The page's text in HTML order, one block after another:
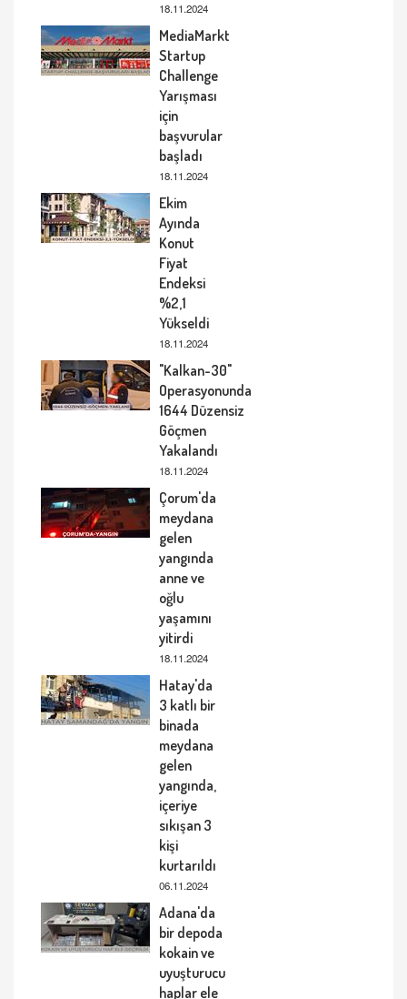
18.11.2024
MediaMarkt
Startup
Challenge
Yarışması
için
başvurular
başladı
18.11.2024
Ekim
Ayında
Konut
Fiyat
Endeksi
%2,1
Yükseldi
18.11.2024
"Kalkan-30"
Operasyonunda
1644 Düzensiz
Göçmen
Yakalandı
18.11.2024
Çorum'da
meydana
gelen
yangında
anne ve
oğlu
yaşamını
yitirdi
18.11.2024
Hatay'da
3 katlı bir
binada
meydana
gelen
yangında,
içeriye
sıkışan 3
kişi
kurtarıldı
06.11.2024
Adana'da
bir depoda
kokain ve
uyuşturucu
haplar ele